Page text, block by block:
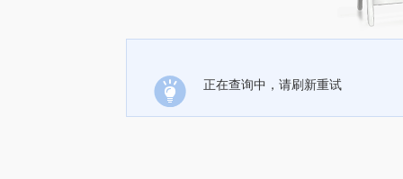
正在查询中，请刷新重试